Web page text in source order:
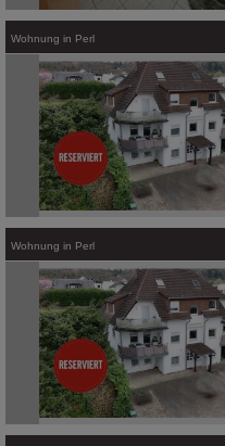
Wohnung in Perl
Wohnung in Perl